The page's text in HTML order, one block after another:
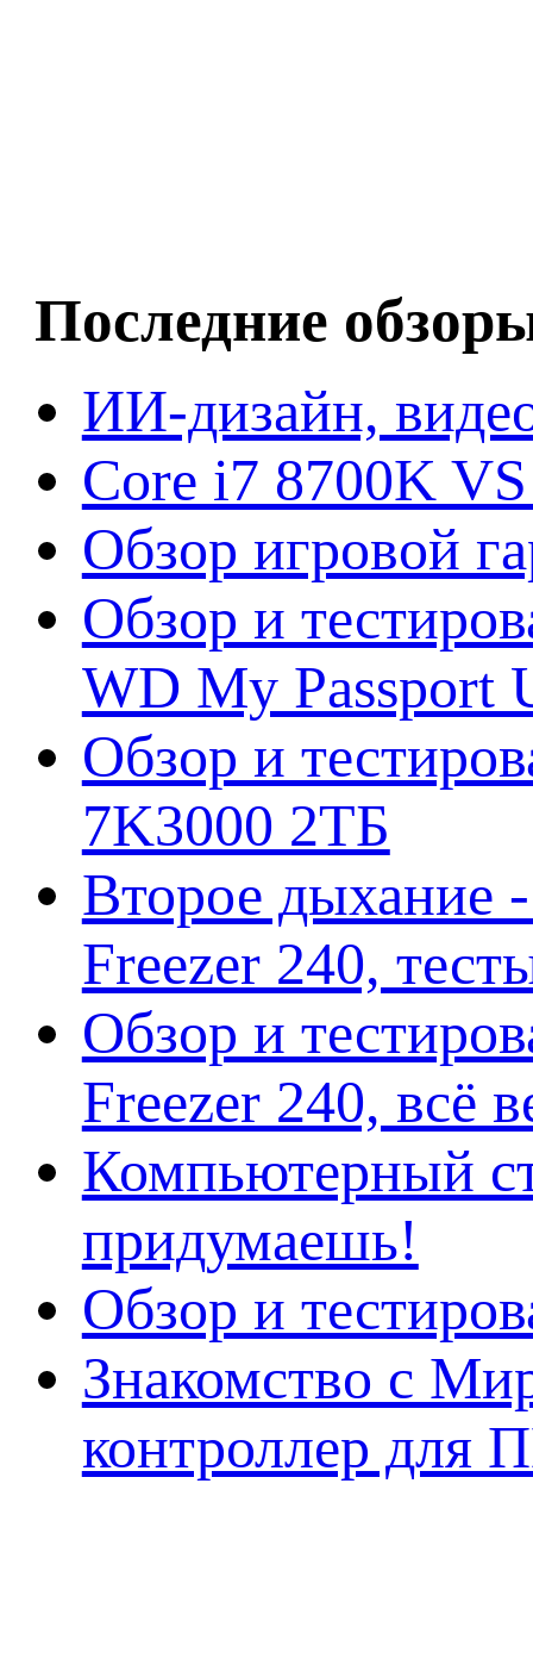
Последние
ИИ-дизайн,
Core i7 8700K
Обзор игровой
Обзор и
WD My Passport
Обзор и
7K3000 2ТБ
Второе дыхание
Freezer 240,
Обзор и
Freezer 240, всё
Компьютерный
придумаешь!
Обзор и
Знакомство с
контроллер для